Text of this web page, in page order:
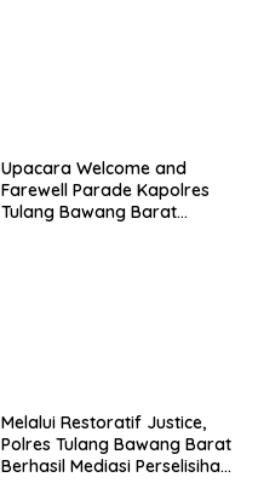
Upacara Welcome and
Farewell Parade Kapolres
Tulang Bawang Barat
Melalui Restoratif Justice,
Polres Tulang Bawang Barat
Berhasil Mediasi Perselisihan